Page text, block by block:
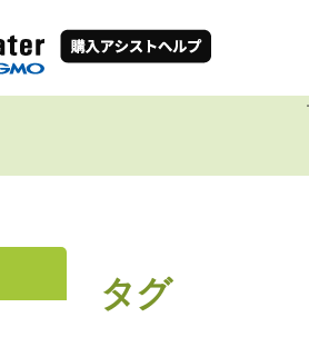
タグ